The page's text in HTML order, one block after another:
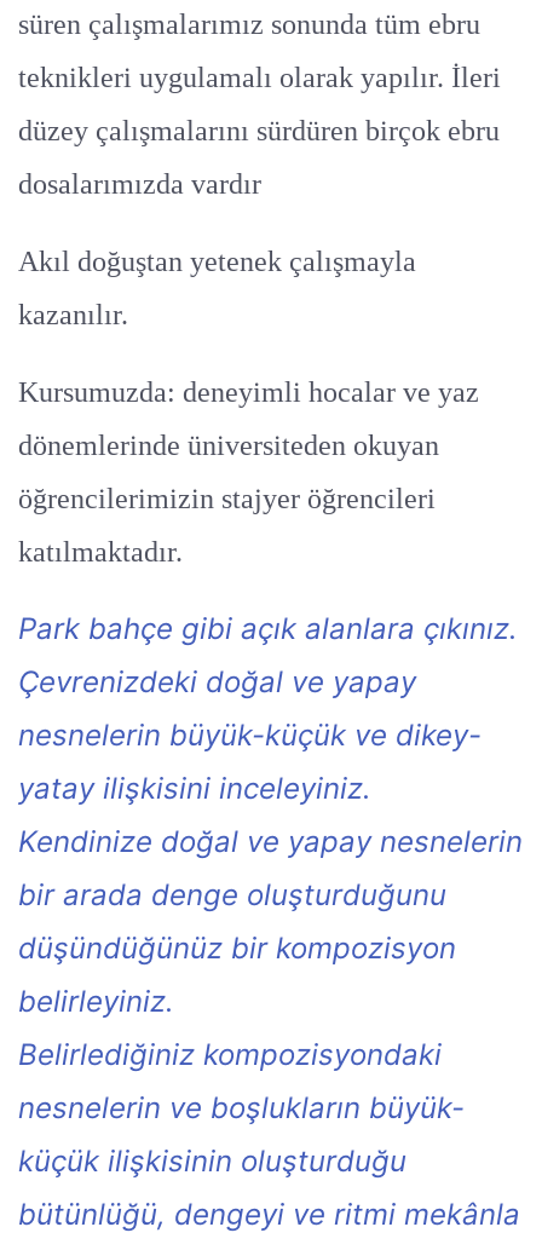
süren çalışmalarımız sonunda tüm ebru
teknikleri uygulamalı olarak yapılır. İleri
düzey çalışmalarını sürdüren birçok ebru
dosalarımızda vardır
Akıl doğuştan yetenek çalışmayla
kazanılır.
Kursumuzda: deneyimli hocalar ve yaz
dönemlerinde üniversiteden okuyan
öğrencilerimizin stajyer öğrencileri
katılmaktadır.
Park bahçe gibi açık alanlara çıkınız.
Çevrenizdeki doğal ve yapay
nesnelerin büyük-küçük ve dikey-
yatay ilişkisini inceleyiniz.
Kendinize doğal ve yapay nesnelerin
bir arada denge oluşturduğunu
düşündüğünüz bir kompozisyon
belirleyiniz.
Belirlediğiniz kompozisyondaki
nesnelerin ve boşlukların büyük-
küçük ilişkisinin oluşturduğu
bütünlüğü, dengeyi ve ritmi mekânla